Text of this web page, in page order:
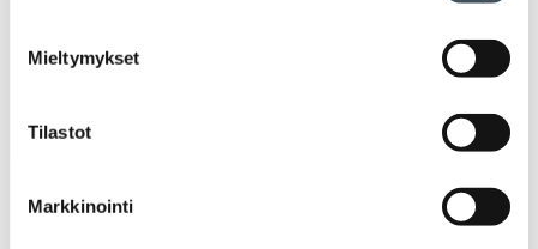
Mieltymykset
Tilastot
Markkinointi
digitalisaatio
kansainvälinen verkkokauppa